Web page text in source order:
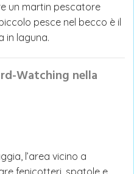
un martin pescatore
pesce nel becco è il
in laguna.
Watching nella
l’area vicino a